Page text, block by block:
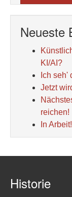
Neueste
KI/AI?
Ich
Jetzt
reichen!
In Arbeit!
Historie